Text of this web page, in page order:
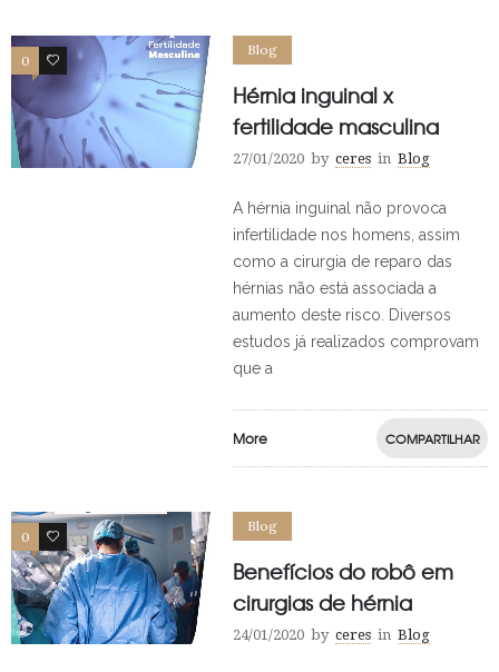
0 0
Blog
Hérnia inguinal x
fertilidade masculina
27/01/2020 by ceres in Blog
A hérnia inguinal não provoca
infertilidade nos homens, assim
como a cirurgia de reparo das
hérnias não está associada a
aumento deste risco. Diversos
estudos já realizados comprovam
que a
More COMPARTILHAR
0 0
Blog
Benefícios do robô em
cirurgias de hérnia
24/01/2020 by ceres in Blog